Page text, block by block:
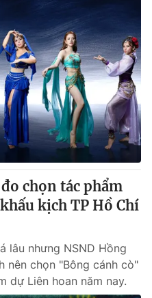
Việt Nam
điện tử số 483/GP-BTTTT
Hạnh, Phạm Quốc Thắng,
024.38 355 932
897 897
chọn tác phẩm
kịch TP Hồ Chí
lâu nhưng NSND Hồng
nên chọn "Bông cánh cò"
dự Liên hoan năm nay.